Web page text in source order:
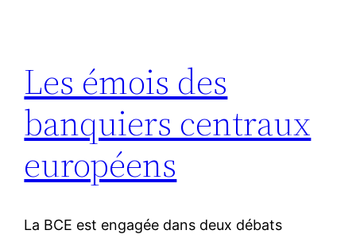
Les émois des
banquiers centraux
européens
La BCE est engagée dans deux débats